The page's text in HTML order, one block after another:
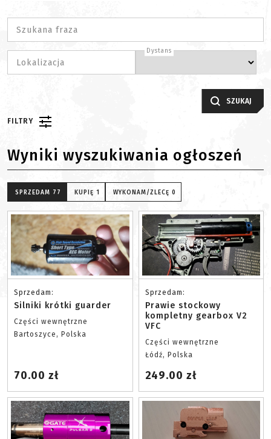
Szukana fraza
Lokalizacja
Dystans
SZUKAJ
FILTRY
Wyniki wyszukiwania ogłoszeń
SPRZEDAM 77 KUPIĘ 1 WYKONAM/ZLECĘ 0
Sprzedam:
Silniki krótki guarder
Części wewnętrzne
Bartoszyce, Polska
70.00 zł
Sprzedam:
Prawie stockowy
kompletny gearbox V2
VFC
Części wewnętrzne
Łódź, Polska
249.00 zł